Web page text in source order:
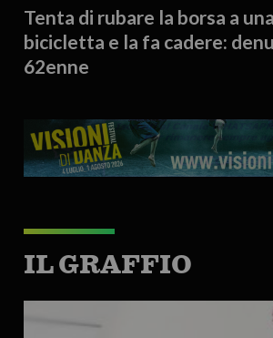
Tenta di rubare la borsa a
bicicletta e la fa cadere:
62enne
IL GRAFFIO